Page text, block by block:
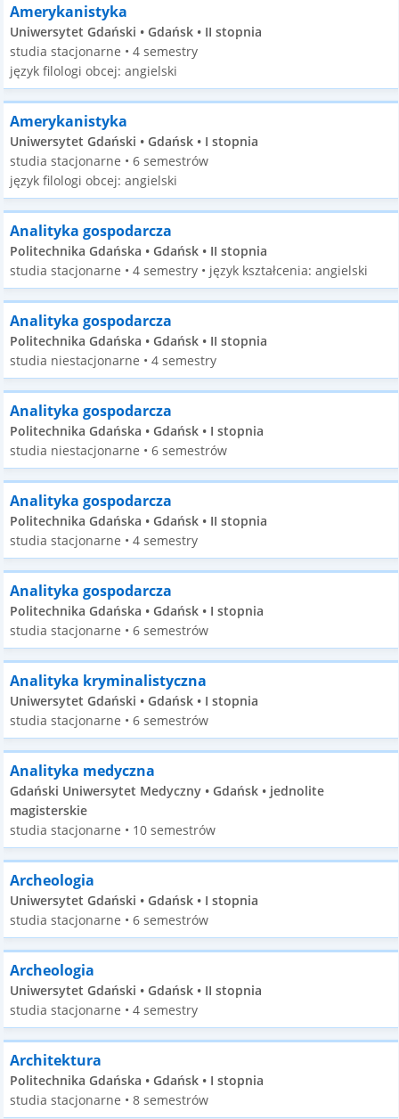
Amerykanistyka
Uniwersytet Gdański • Gdańsk • II stopnia
studia stacjonarne • 4 semestry
język filologi obcej: angielski
Amerykanistyka
Uniwersytet Gdański • Gdańsk • I stopnia
studia stacjonarne • 6 semestrów
język filologi obcej: angielski
Analityka gospodarcza
Politechnika Gdańska • Gdańsk • II stopnia
studia stacjonarne • 4 semestry • język kształcenia: angielski
Analityka gospodarcza
Politechnika Gdańska • Gdańsk • II stopnia
studia niestacjonarne • 4 semestry
Analityka gospodarcza
Politechnika Gdańska • Gdańsk • I stopnia
studia niestacjonarne • 6 semestrów
Analityka gospodarcza
Politechnika Gdańska • Gdańsk • II stopnia
studia stacjonarne • 4 semestry
Analityka gospodarcza
Politechnika Gdańska • Gdańsk • I stopnia
studia stacjonarne • 6 semestrów
Analityka kryminalistyczna
Uniwersytet Gdański • Gdańsk • I stopnia
studia stacjonarne • 6 semestrów
Analityka medyczna
Gdański Uniwersytet Medyczny • Gdańsk • jednolite
magisterskie
studia stacjonarne • 10 semestrów
Archeologia
Uniwersytet Gdański • Gdańsk • I stopnia
studia stacjonarne • 6 semestrów
Archeologia
Uniwersytet Gdański • Gdańsk • II stopnia
studia stacjonarne • 4 semestry
Architektura
Politechnika Gdańska • Gdańsk • I stopnia
studia stacjonarne • 8 semestrów